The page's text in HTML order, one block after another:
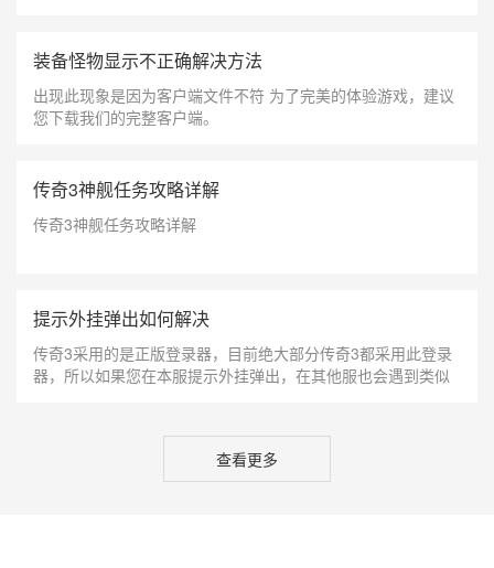
奇3完整客户端一般不会出现这个问题。 2、和其他传奇3私服
共用客户端比较容易产生该问题。
装备怪物显示不正确解决方法
出现此现象是因为客户端文件不符 为了完美的体验游戏，建议
您下载我们的完整客户端。
传奇3神舰任务攻略详解
传奇3神舰任务攻略详解
提示外挂弹出如何解决
传奇3采用的是正版登录器，目前绝大部分传奇3都采用此登录
器，所以如果您在本服提示外挂弹出，在其他服也会遇到类似
样，我们的登录器也会有小几率误报其他软件。 解决办法：
1、截止到发稿时已知的冲突软件为：暴风影音、部分看图软
件。原因是这类软件含有加速外挂的特种，所以请完全关闭冲
查看更多